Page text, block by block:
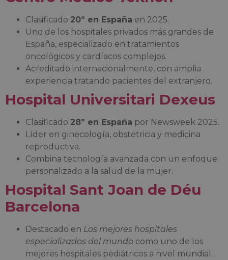
Clasificado 20º en España en 2025.
Uno de los hospitales privados más grandes de
España, especializado en tratamientos
oncológicos y cardíacos complejos.
Acreditado internacionalmente, con amplia
experiencia tratando pacientes del extranjero.
Hospital Universitari Dexeus
Clasificado 28º en España por Newsweek 2025.
Líder en ginecología, obstetricia y medicina
reproductiva.
Combina tecnología avanzada con un enfoque
personalizado a la salud de la mujer.
Hospital Sant Joan de Déu
Barcelona
Destacado en Los mejores hospitales
especializados del mundo como uno de los
mejores hospitales pediátricos a nivel mundial.